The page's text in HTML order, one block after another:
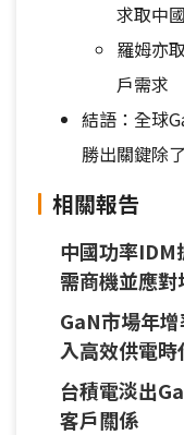
求取中
羅姆亦
戶需求
結語：全球
勝出關鍵除
相關報告
中國功率
需商機並應
GaN市場年
入高效供電時
台積電淡出
客戶關係